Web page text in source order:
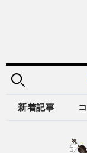
新着記事